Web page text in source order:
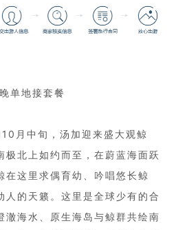
单地接套餐
月中旬，汤加迎来盛大观鲸
极北上如约而至，在蔚蓝海面跃
在这里求偶育幼、吟唱悠长鲸
人的天籁。这里是全球少有的合
澈海水、原生海岛与鲸群共绘南